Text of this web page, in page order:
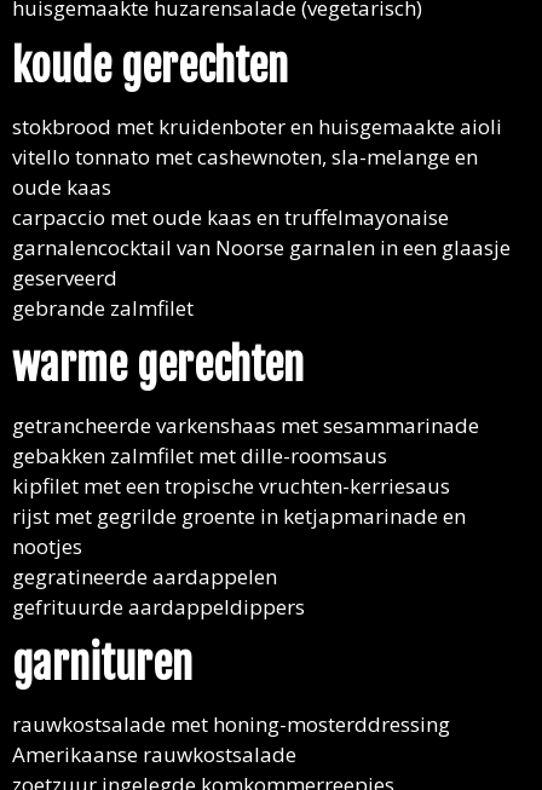
huisgemaakte huzarensalade (vegetarisch)
koude gerechten
stokbrood met kruidenboter en huisgemaakte aioli
vitello tonnato met cashewnoten, sla-melange en
oude kaas
carpaccio met oude kaas en truffelmayonaise
garnalencocktail van Noorse garnalen in een glaasje
geserveerd
gebrande zalmfilet
warme gerechten
getrancheerde varkenshaas met sesammarinade
gebakken zalmfilet met dille-roomsaus
kipfilet met een tropische vruchten-kerriesaus
rijst met gegrilde groente in ketjapmarinade en
nootjes
gegratineerde aardappelen
gefrituurde aardappeldippers
garnituren
rauwkostsalade met honing-mosterddressing
Amerikaanse rauwkostsalade